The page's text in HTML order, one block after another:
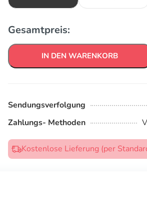
Gesamtpreis:
IN DEN WARENKORB
Sendungsverfolgung
Zahlungs- Methoden
Kostenlose Lieferung (per